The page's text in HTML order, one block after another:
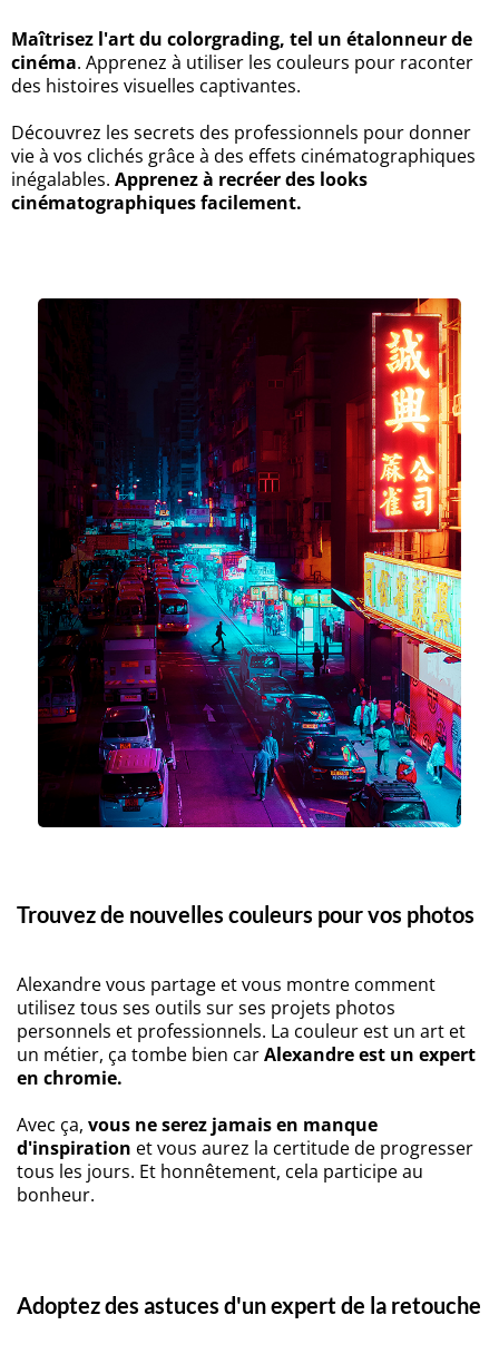
Maîtrisez l'art du colorgrading, tel un étalonneur de
cinéma. Apprenez à utiliser les couleurs pour raconter
des histoires visuelles captivantes.
Découvrez les secrets des professionnels pour donner
vie à vos clichés grâce à des effets cinématographiques
inégalables. Apprenez à recréer des looks
cinématographiques facilement.
Trouvez de nouvelles couleurs pour vos photos
Alexandre vous partage et vous montre comment
utilisez tous ses outils sur ses projets photos
personnels et professionnels. La couleur est un art et
un métier, ça tombe bien carAlexandre est un expert
en chromie.
Avec ça, vous ne serez jamais en manque
d'inspiration et vous aurez la certitude de progresser
tous les jours. Et honnêtement, cela participe au
bonheur.
Adoptez des astuces d'un expert de la retouche